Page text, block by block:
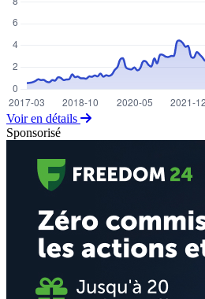
Voir en détails
Sponsorisé